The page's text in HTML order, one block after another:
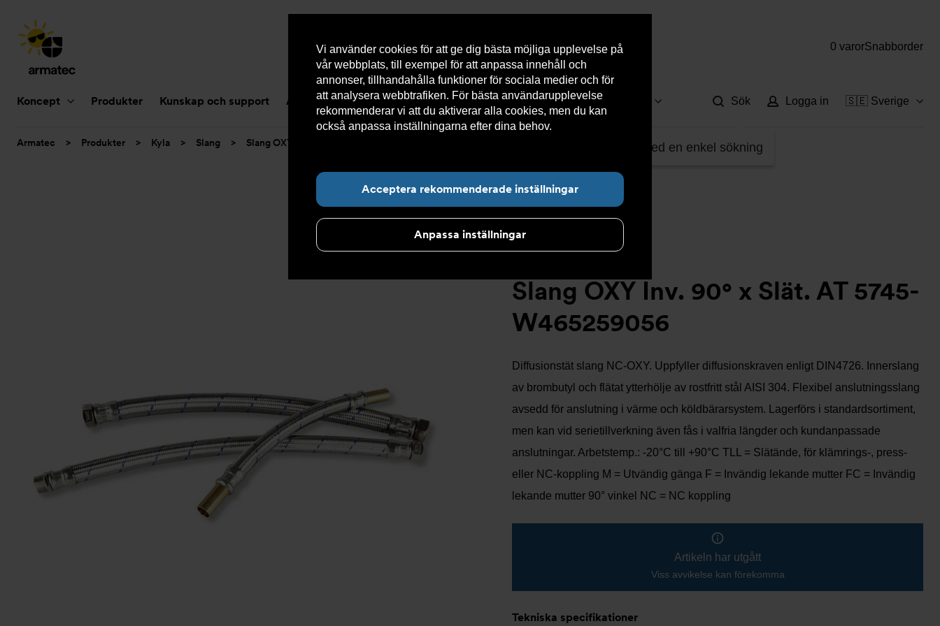
Vi använder cookies för att ge dig bästa möjliga upplevelse på
vår webbplats, till exempel för att anpassa innehåll och
annonser, tillhandahålla funktioner för sociala medier och för
att analysera webbtrafiken. För bästa användarupplevelse
rekommenderar vi att du aktiverar alla cookies, men du kan
också anpassa inställningarna efter dina behov.
Acceptera rekommenderade inställningar
Anpassa inställningar
0 varorSnabborder
Koncept Produkter Kunskap och support Aktuellt Om Armatec Hållbarhet Kontakta oss Kundservice
Hitta det du letar efter med en enkel sökning
Sök Logga in 🇸🇪 Sverige
Du
Armatec > Produkter > Kyla > Slang > Slang OXY
Slang OXY Inv. 90° x Slät. AT 5745-
W465259056
Diffusionstät slang NC-OXY. Uppfyller diffusionskraven enligt DIN4726. Innerslang
av brombutyl och flätat ytterhölje av rostfritt stål AISI 304. Flexibel anslutningsslang
avsedd för anslutning i värme och köldbärarsystem. Lagerförs i standardsortiment,
men kan vid serietillverkning även fås i valfria längder och kundanpassade
anslutningar. Arbetstemp.: -20°C till +90°C TLL = Slätände, för klämrings-, press-
eller NC-koppling M = Utvändig gänga F = Invändig lekande mutter FC = Invändig
lekande mutter 90° vinkel NC = NC koppling
Artikeln har utgått
Viss avvikelse kan förekomma
Tekniska specifikationer